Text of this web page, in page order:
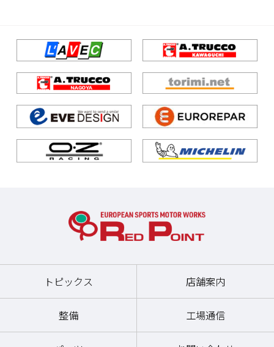
トピックス 店舗案内
整備 工場通信